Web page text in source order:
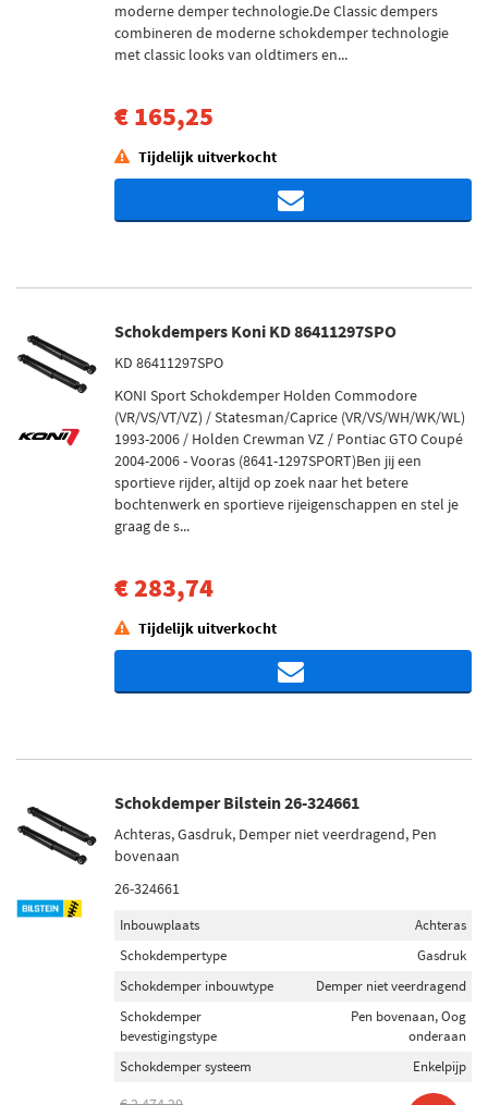
moderne demper technologie.De Classic dempers
combineren de moderne schokdemper technologie
met classic looks van oldtimers en...
€ 165,25
Tijdelijk uitverkocht
Schokdempers Koni KD 86411297SPO
KD 86411297SPO
KONI Sport Schokdemper Holden Commodore
(VR/VS/VT/VZ) / Statesman/Caprice (VR/VS/WH/WK/WL)
1993-2006 / Holden Crewman VZ / Pontiac GTO Coupé
2004-2006 - Vooras (8641-1297SPORT)Ben jij een
sportieve rijder, altijd op zoek naar het betere
bochtenwerk en sportieve rijeigenschappen en stel je
graag de s...
€ 283,74
Tijdelijk uitverkocht
Schokdemper Bilstein 26-324661
Achteras, Gasdruk, Demper niet veerdragend, Pen
bovenaan
26-324661
Inbouwplaats
Achteras
Schokdempertype
Gasdruk
Schokdemper inbouwtype
Demper niet veerdragend
Schokdemper
bevestigingstype
Pen bovenaan, Oog
onderaan
Schokdemper systeem
Enkelpijp